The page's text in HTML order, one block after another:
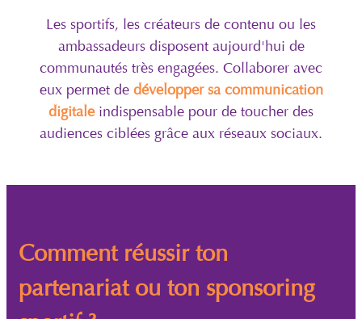
Les sportifs, les créateurs de contenu ou les
ambassadeurs disposent aujourd'hui de
communautés très engagées. Collaborer avec
eux permet de développer sa communication
digitaleindispensable pour de toucher des
audiences ciblées grâce aux réseaux sociaux.
Comment réussir ton
partenariat ou ton sponsoring